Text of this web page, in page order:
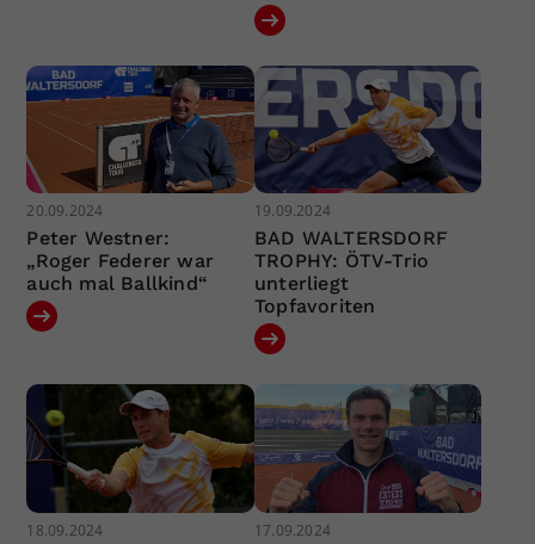
20.09.2024
Peter Westner:
„Roger Federer war
auch mal Ballkind“
19.09.2024
BAD WALTERSDORF
TROPHY: ÖTV-Trio
unterliegt
Topfavoriten
18.09.2024 17.09.2024